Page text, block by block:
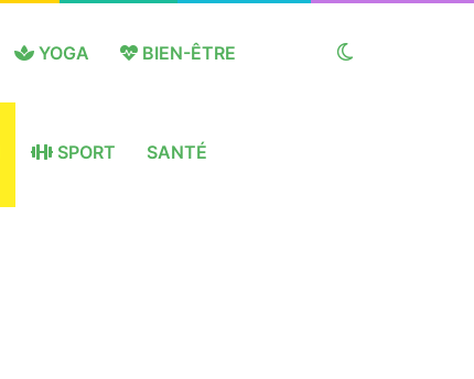
YOGA BIEN-ÊTRE
SPORT SANTÉ